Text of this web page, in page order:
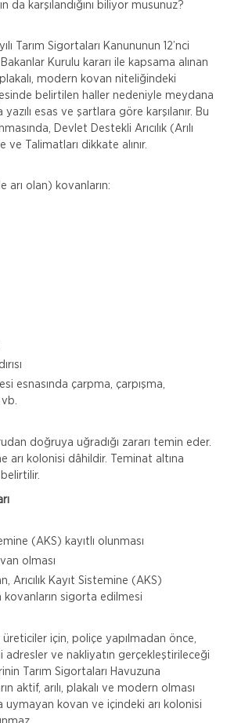
da karşılandığını biliyor musunuz?
Tarım Sigortaları Kanununun 12’nci
Kurulu kararı ile kapsama alınan
modern kovan niteliğindeki
belirtilen haller nedeniyle meydana
esas ve şartlara göre karşılanır. Bu
Devlet Destekli Arıcılık (Arılı
ve Talimatları dikkate alınır.
arı olan) kovanların:
esnasında çarpma, çarpışma,
doğruya uğradığı zararı temin eder.
arı kolonisi dâhildir. Teminat altına
(AKS) kayıtlı olunması
olması
Arıcılık Kayıt Sistemine (AKS)
kovanların sigorta edilmesi
üreticiler için, poliçe yapılmadan önce,
adresler ve nakliyatın gerçekleştirileceği
Tarım Sigortaları Havuzuna
aktif, arılı, plakalı ve modern olması
uymayan kovan ve içindeki arı kolonisi